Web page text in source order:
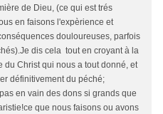
de Dieu, (ce qui est trés
en faisons l'expèrience et
douloureuses, parfois
dis cela tout en croyant à la
du Christ qui nous a tout donné, et
définitivement du péché;
en vain des dons si grands que
que nous faisons ou avons